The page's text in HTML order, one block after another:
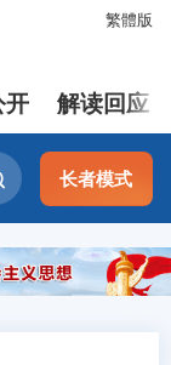
繁體版
开 解读回应
长者模式